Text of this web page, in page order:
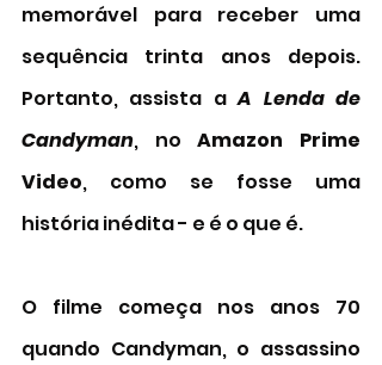
memorável para receber uma
sequência trinta anos depois.
Portanto, assista a A Lenda de
Candyman, no Amazon Prime
Video, como se fosse uma
história inédita - e é o que é.
O filme começa nos anos 70
quando Candyman, o assassino